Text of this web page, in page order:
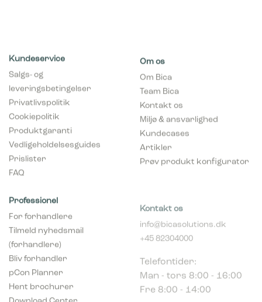
Statistiske cookies giver hjemmesideejere indsigt i brugernes
interaktion med hjemmesiden, ved at indsamle og rapportere
oplysninger anonymt.
Marketing
Marketing cookies bruges til at spore brugere på tværs af
websites. Hensigten er at vise annoncer, der er relevante og
engagerende for den enkelte bruger, og dermed mere
værdifulde for udgivere og tredjeparts-annoncører.
Kundeservice
Salgs- og
leveringsbetingelser
Privatlivspolitik
Cookiepolitik
Produktgaranti
Vedligeholdelsesguides
Prislister
FAQ
Om os
Om Bica
Team Bica
Kontakt os
Miljø & ansvarlighed
Kundecases
Artikler
Prøv produkt konfigurator
Professionel
For forhandlere
Tilmeld nyhedsmail
(forhandlere)
Bliv forhandler
pCon Planner
Hent brochurer
Download Center